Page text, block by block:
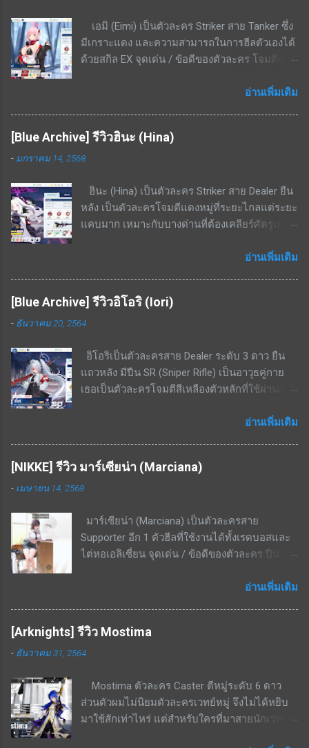
เอมิ (Eimi) เป็นตัวละคร Striker สาย Tanker ซึ่ง
มีเกราะแดง และความสามารถในการฮีลตัวเองได้
ด้วยสกิล EX จุดเด่น / ข้อดีของตัวละคร โจมตีแดง
EX - ใช้ cost 4 ฟื้นฟู HP 8.6% - 16.4% ของค่า
รูปพัดไปด้านหน้าทุก ๆ 15 วินาที สกิลติดตัว - เพิ่ม
อัตราฟื้นฟู 14% - 26.6% สกิลรอง - เมื่อ HP ต่ำ
สามารถแลกเศษตัวละครได้จากร้านค้าสอบ
ประมวลผล ทำให้ปั้นได้ง่าย จุดด้อย / ข้อเสียของ
ตัวละคร แพ้ทางอย่างมากพื้นที่ในอาคาร ไม่มีสกิล
ตัวบางมาก เน้นฮีลงัดเลือดตัวเองสู้ สรุป เป็นตัว
KAITEN Insane ไปแล้ว ซึ่งก็พอใช้งานได้เพราะ
บอสโจมตีเหลืองและยิงเกราะแดงไม่ค่อยเข้า แต่
จำเป็นต้องปั้นเอมิครับ
อ่านเพิ่มเติม
[Blue Archive] รีวิวฮินะ (Hina)
- มกราคม 14, 2568
ฮินะ (Hina) เป็นตัวละคร Striker สาย Dealer ยืน
หลัง เป็นตัวละครโจมตีแดงหมู่ที่ระยะไกลแต่ระยะ
แคบมาก เหมาะกับบางด่านที่ต้องเคลียร์ศัตรูเยอะ
ตัวละคร โจมตีแดง / เกราะเหลือง ถนัดอย่างมาก
636% - 1208% สกิลพื้นฐาน - รีโหลดกระสุนทันทีที่
กระสุนหมด; เพิ่ม ATK 21% - 39.9% เป็นเวลา 16
43.6% เป็นเวลา 16 วินาที สกิลติดตัว - ความเร็ว
โจมตีเพิ่มขึ้น 14% - 26.6% สกิลติดตัว+ - เพิ่ม ATK
305 - 580 สกิลรอง - ทำดาเมจเพิ่มเติม 2.7% -
จุดด้อย / ข้อเสียของตัวละคร สกิล EX cost สูง
แคบมาก ในบางด่านที่ศัตรูเดินมาเป็นหน้า
กระดานจะจัดการได้ไม่หมด แต่ก็แลกมากับระยะ
ของเกม ใช้งานได้ไม่หลากหลายนัก มักจะลงเรด
บอสบางตัวหรือสอบประมวลผลบางด่านเท่านั...
อ่านเพิ่มเติม
[Blue Archive] รีวิวอิโอริ (Iori)
- ธันวาคม 20, 2564
อิโอริเป็นตัวละครสาย Dealer ระดับ 3 ดาว ยืน
แถวหลัง มีปืน SR (Sniper Rifle) เป็นอาวุธคู่กาย
เธอเป็นตัวละครโจมตีสีเหลืองตัวหลักที่ใช้ผ่านเรด
ขนาดเล็กได้ด้วย สามารถใช้เคลียร์มอนเยอะ ๆ ได้
- ยิงกระสุน 3 นัด (3 ครั้ง) โดยแต่ละนัดจะ
กระโดดจากจุดที่ยืนอยู่แล้วค่อยยิง ทำดาเมจเริ่ม
ยิงจะมีดาเมจ AOE กระจายไปด้านหลังเป้าหมาย
เป็นรูปทรงกรวยขนาดเล็กด้วย เป็นสกิลที่ใช้ยิงอัด
เรดบอสเกราะเหลืองได้แรงมาก สกิลพื้นฐาน - ทำ
229% - 436%ที่เลเวล 10 สกิลติดตัว - เพิ่มความ
กำบัง เริ่มต้นที่ 22.6% - 43.1% ที่เลเวล 10 สกิลนี้จะ
คอมโบกับสกิล EX ได้ดี เพราะสกิล EX กดแล้วจะ
แน่นอน จุดด้อย / ข้อดีของตัวละคร หามาใช้งาน
ยาก โดยเฉพาะ ณ ช่วงที่เขียนบทความนี้คือยังไม่
ม...
อ่านเพิ่มเติม
[NIKKE] รีวิว มาร์เซียน่า (Marciana)
- เมษายน 14, 2568
มาร์เซียน่า (Marciana) เป็นตัวละครสาย
Supporter อีก 1 ตัวฮีลที่ใช้งานได้ทั้งเรดบอสและ
ไต่หอเอลิเซี่ยน จุดเด่น / ข้อดีของตัวละคร ปืน
ดาเมจ 201.5%; ทำดาเมจแกน 200%; กระสุน 9
เมื่อกระสุนนัดสุดท้ายยิงถูกเป้าหมาย ส่งผลกับ
พันธมิตรทั้งหมด ฟื้นฟู HP เท่ากับ 10.95% ของดา
ใช้งานเมื่อกระสุนนัดสุดท้ายยิงถูกเป้าหมาย ส่งผล
กับพันธมิตรที่มี ATK สูงสุด 2 ยูนิต ประสิทธิภาพ
การฟื้นฟู HP เพิ่มขึ้น 26.98% เป็นเวลา 3 วิ สกิล 2
อ่านเพิ่มเติม
[Arknights] รีวิว Mostima
- ธันวาคม 31, 2564
Mostima ตัวละคร Caster ตีหมู่ระดับ 6 ดาว
ส่วนตัวผมไม่นิยมตัวละครเวทย์หมู่ จึงไม่ได้หยิบ
มาใช้สักเท่าไหร่ แต่สำหรับใครที่มาสายนักเวทย์ก็